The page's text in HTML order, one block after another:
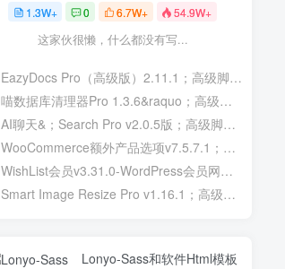
1.3W+ 0 6.7W+ 54.9W+
这家伙很懒，什么都没有写...
EazyDocs Pro（高级版）2.11.1；高级脚本、插件和；移动
喵数据库清理器Pro 1.3.6&raquo；高级脚本、插件和；移动
AI聊天&；Search Pro v2.0.5版；高级脚本、插件和；移动
WooCommerce额外产品选项v7.5.7.1；高级脚本、插件和；移动
WishList会员v3.31.0-WordPress会员网站；高级脚本、插件和；移动
Smart Image Resize Pro v1.16.1；高级脚本、插件和；移动
Lonyo-Sass和软件Html模板